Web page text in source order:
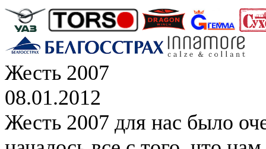
Жесть 2007
08.01.2012
Жесть 2007 для нас было